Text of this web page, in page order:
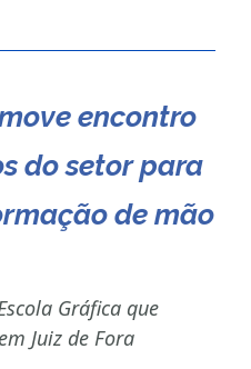
encontro
do setor para
de mão
Gráfica que
Juiz de Fora